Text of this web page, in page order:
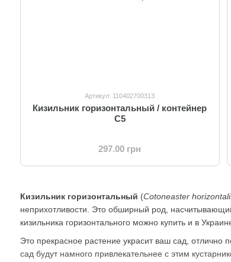
Кизильник горизонтальный (Cotoneaster
неприхотливости. Это обширный род,
кизильника горизонтального можно купить и в
Это прекрасное растение украсит ваш сад, отлично
сад будут намного привлекательнее с этим
Артикул: 110402700313
Кизильник горизонтальный / контейнер
C5
297.00 грн